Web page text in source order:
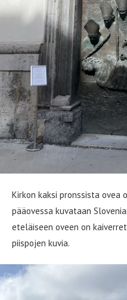
Kirkon kaksi pronssista ovea
pääovessa kuvataan
eteläiseen oveen on
piispojen kuvia.